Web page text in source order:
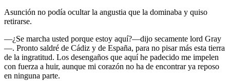
Asunción no podía ocultar la angustia que la dominaba y quiso
retirarse.
—¿Se marcha usted porque estoy aquí?—dijo secamente lord Gray
—. Pronto saldré de Cádiz y de España, para no pisar más esta tierra
de la ingratitud. Los desengaños que aquí he padecido me impelen
con fuerza a huir, aunque mi corazón no ha de encontrar ya reposo
en ninguna parte.